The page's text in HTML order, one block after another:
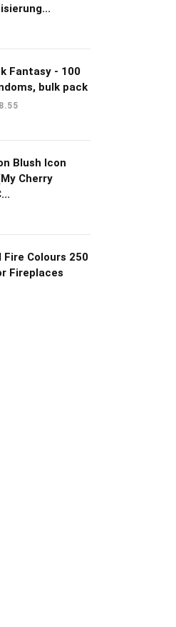
Fantasy - 100
bulk pack
Blush Icon
Cherry
Fire Colours 250
Fireplaces